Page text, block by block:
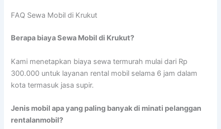
FAQ Sewa Mobil di Krukut
Berapa biaya Sewa Mobil di Krukut?
Kami menetapkan biaya sewa termurah mulai dari Rp
300.000 untuk layanan rental mobil selama 6 jam dalam
kota termasuk jasa supir.
Jenis mobil apa yang paling banyak di minati pelanggan
rentalanmobil?